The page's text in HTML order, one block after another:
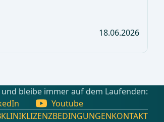
18.06.2026
bleibe immer auf dem Laufenden:
Youtube
KLINIKLIZENZBEDINGUNGENKONTAKT